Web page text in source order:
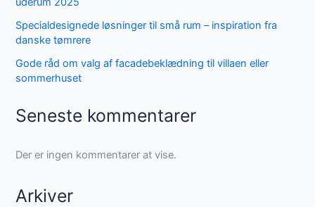
Specialdesignede løsninger til små rum – inspiration fra
danske tømrere
Gode råd om valg af facadebeklædning til villaen eller
sommerhuset
Seneste kommentarer
Der er ingen kommentarer at vise.
Arkiver